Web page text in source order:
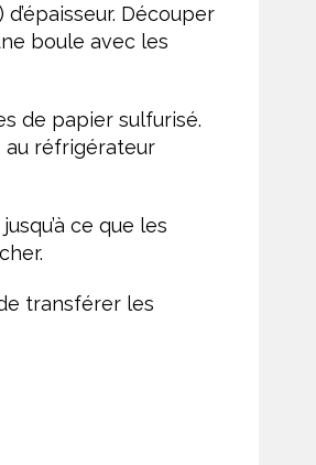
Découper
boule avec les
de papier sulfurisé.
au réfrigérateur
ce que les
transférer les